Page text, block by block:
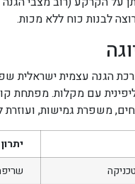
לבנות כוח ללא מכות.
הגנה עצמית ישראלית
עם מקלות. מפתחת
משפרת גמישות,